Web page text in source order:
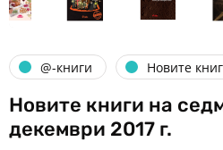
@-книги Новите
Новите книги на
декември 2017 г.